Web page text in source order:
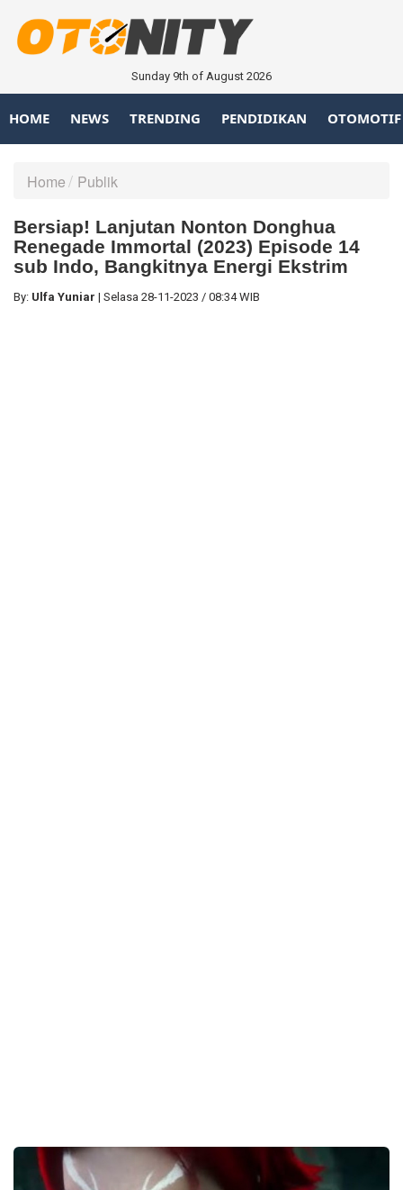
Sunday 9th of August 2026
HOME NEWS TRENDING PENDIDIKAN OTOMOTIF
Home Publik
Bersiap! Lanjutan Nonton Donghua
Renegade Immortal (2023) Episode 14
sub Indo, Bangkitnya Energi Ekstrim
By: Ulfa Yuniar | Selasa 28-11-2023 / 08:34 WIB